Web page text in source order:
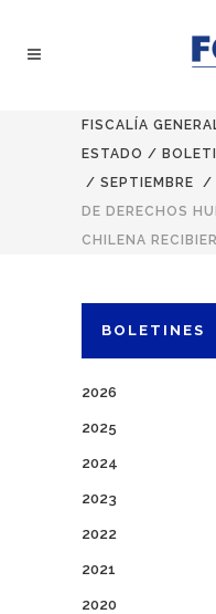
FISCALÍA
ESTADO /
/ SEPTIEMBRE /
DE DERECHOS
CHILENA
BOLETINES
2026
2025
2024
2023
2022
2021
2020